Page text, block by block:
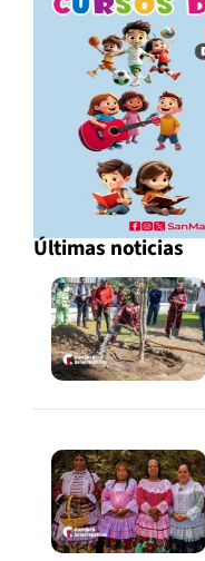
Últimas noticias